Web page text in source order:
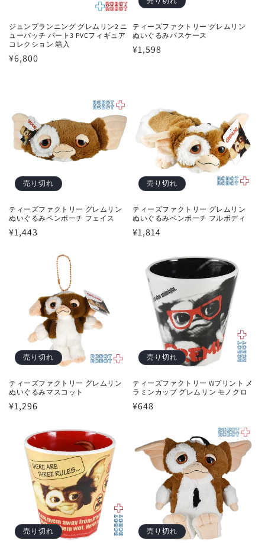
ジュンプランニング グレムリン2 ニ
ューバッチ パート3 PVCフィギュア
コレクション 箱入
通
¥6,800
ティーズファクトリー グレムリン
ぬいぐるみパスケース
通
¥1,598
売り切れ
ティーズファクトリー グレムリン
ぬいぐるみペンポーチ フェイス
通
¥1,443
売り切れ
ティーズファクトリー グレムリン
ぬいぐるみペンポーチ フルボディ
通
¥1,814
売り切れ
ティーズファクトリー グレムリン
ぬいぐるみマスコット
通
¥1,296
売り切れ
ティーズファクトリー Wプリント メ
ラミンカップ グレムリン モノクロ
通
格
¥648
売り切れ 売り切れ